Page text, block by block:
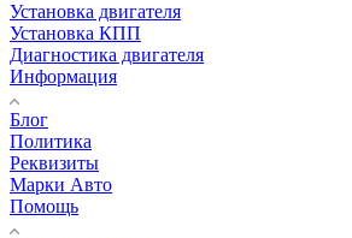
Установка двигателя
Установка КПП
Диагностика двигателя
Информация
Блог
Политика
Реквизиты
Марки Авто
Помощь